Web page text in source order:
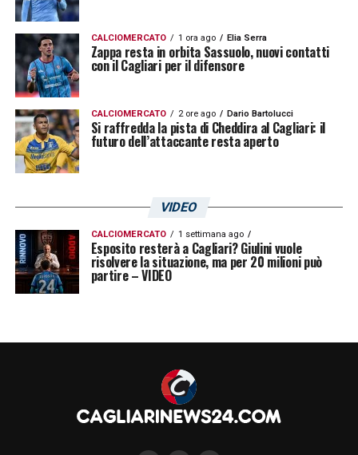
CALCIOMERCATO 1 ora ago Elia Serra
Zappa resta in orbita Sassuolo, nuovi contatti
con il Cagliari per il difensore
CALCIOMERCATO 2 ore ago Dario Bartolucci
Si raffredda la pista di Cheddira al Cagliari: il
futuro dell’attaccante resta aperto
VIDEO
CALCIOMERCATO 1 settimana ago
Esposito resterà a Cagliari? Giulini vuole
risolvere la situazione, ma per 20 milioni può
partire – VIDEO